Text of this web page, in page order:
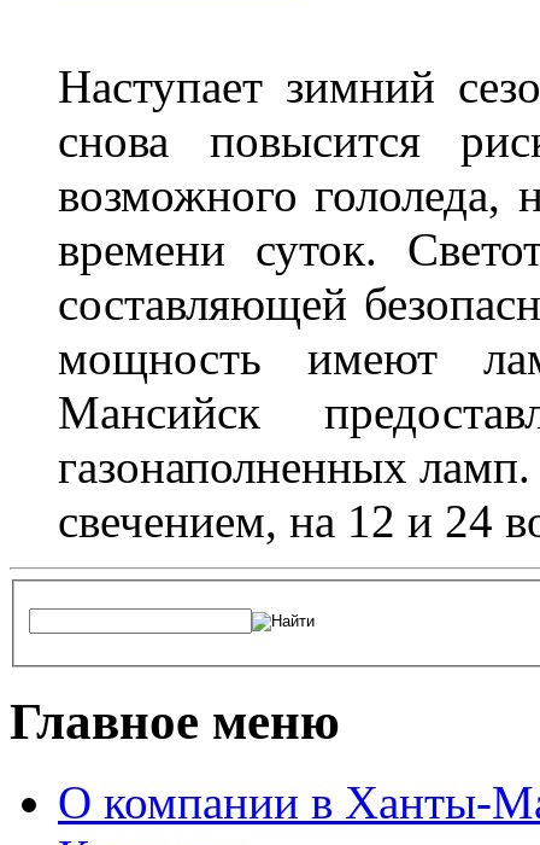
Наступает зимний
снова повысится
возможного гололеда,
времени суток.
составляющей
мощность имеют
Мансийск
газонаполненных
свечением, на 12 и 24
Главное меню
О компании в Ханты-